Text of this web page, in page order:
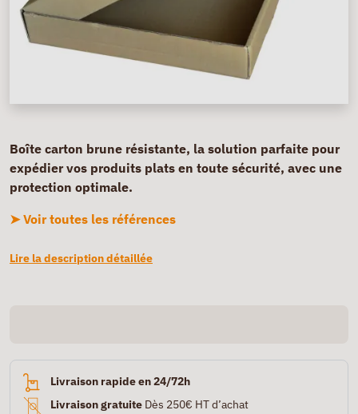
Boîte carton brune résistante, la solution parfaite pour
expédier vos produits plats en toute sécurité, avec une
protection optimale.
➤ Voir toutes les références
Lire la description détaillée
Livraison rapide en 24/72h
Livraison gratuite Dès 250€ HT d’achat